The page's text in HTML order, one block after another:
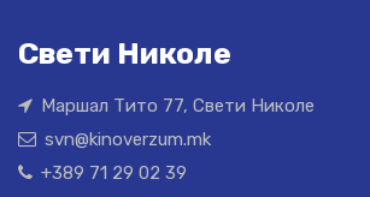
Свети Николе
Маршал Тито 77, Свети Николе
svn@kinoverzum.mk
+389 71 29 02 39